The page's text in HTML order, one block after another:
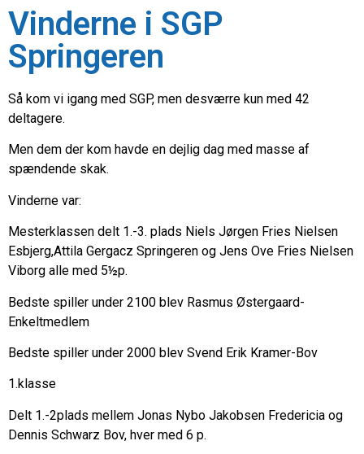
Vinderne i SGP
Springeren
Så kom vi igang med SGP, men desværre kun med 42
deltagere.
Men dem der kom havde en dejlig dag med masse af
spændende skak.
Vinderne var:
Mesterklassen delt 1.-3. plads Niels Jørgen Fries Nielsen
Esbjerg,Attila Gergacz Springeren og Jens Ove Fries Nielsen
Viborg alle med 5½p.
Bedste spiller under 2100 blev Rasmus Østergaard-
Enkeltmedlem
Bedste spiller under 2000 blev Svend Erik Kramer-Bov
1.klasse
Delt 1.-2plads mellem Jonas Nybo Jakobsen Fredericia og
Dennis Schwarz Bov, hver med 6 p.